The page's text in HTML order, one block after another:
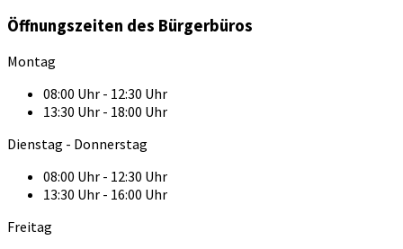
Öffnungszeiten des Bürgerbüros
Montag
08:00 Uhr - 12:30 Uhr
13:30 Uhr - 18:00 Uhr
Dienstag - Donnerstag
08:00 Uhr - 12:30 Uhr
13:30 Uhr - 16:00 Uhr
Freitag